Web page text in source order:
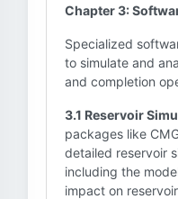
Chapter 3:
Specialized
to simulate and
and completion
3.1 Reservoir
packages like
detailed reservoir
including the
impact on